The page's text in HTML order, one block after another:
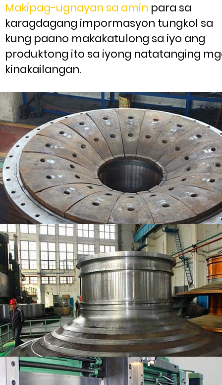
Makipag-ugnayan sa amin para sa
karagdagang impormasyon tungkol sa
kung paano makakatulong sa iyo ang
produktong ito sa iyong natatanging
kinakailangan.